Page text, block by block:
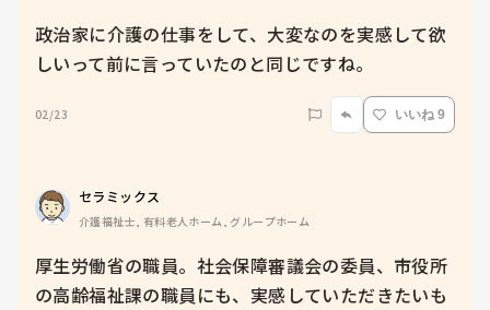
政治家に介護の仕事をして、大変なのを実感して欲
しいって前に言っていたのと同じですね。
02/23 いいね 9
セラミックス
介護福祉士, 有料老人ホーム, グループホーム
厚生労働省の職員。社会保障審議会の委員、市役所
の高齢福祉課の職員にも、実感していただきたいも